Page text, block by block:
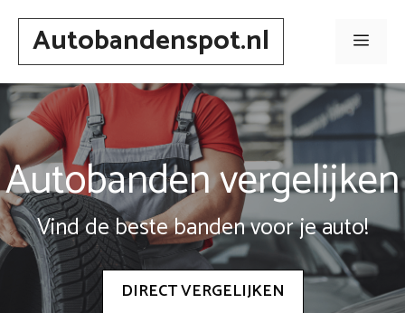
Spring
inhoudAutobandenspot.nl Menu
Autobanden vergelijken
Vind de beste banden voor je auto!
DIRECT VERGELIJKEN